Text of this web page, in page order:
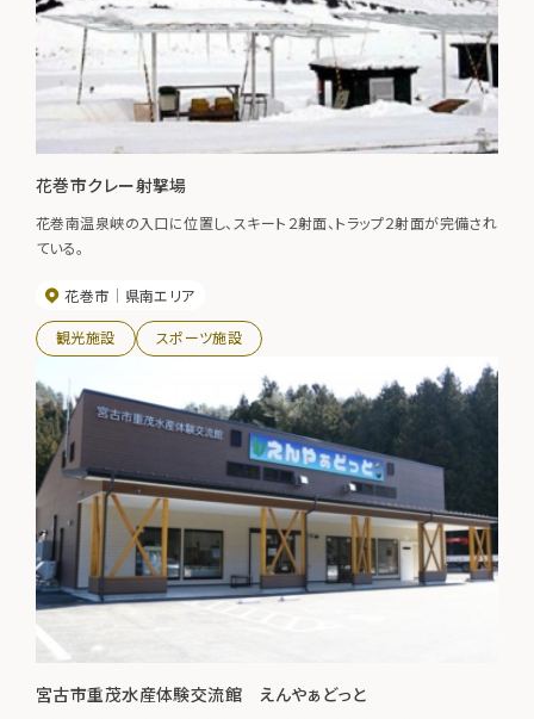
花巻市クレー射撃場
花巻南温泉峡の入口に位置し、スキート２射面、トラップ２射面が完備され
ている。
花巻市 県南エリア
観光施設 スポーツ施設
宮古市重茂水産体験交流館 えんやぁどっと